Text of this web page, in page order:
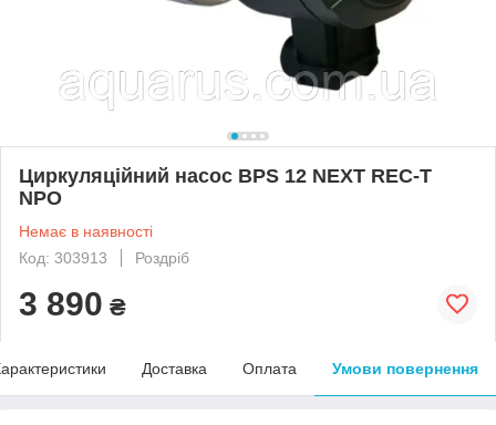
Циркуляційний насос BPS 12 NEXT REC-T
NPO
Немає в наявності
Код: 303913
Роздріб
3 890 ₴
Доставка Оплата Умови повернення